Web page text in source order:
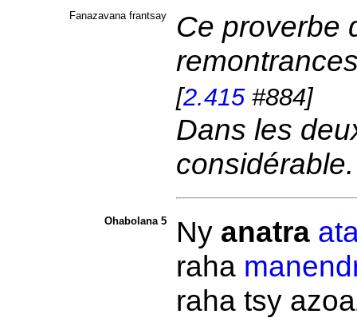
Fanazavana frantsay
Ce proverbe
[2.415#884]
Dans les
Ohabolana 5 Ny anatra
raha
raha tsy